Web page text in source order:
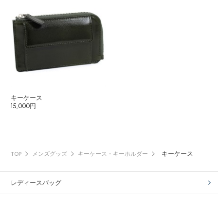
キーケース
15,000円
TOP メンズグッズ キーケース・キーホルダー キーケース
レディースバッグ